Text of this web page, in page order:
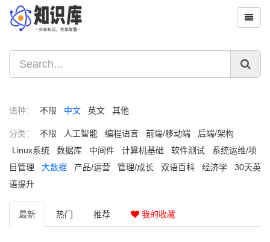
语种： 不限 中文 英文 其他
分类： 不限 人工智能 编程语言 前端/移动端
后端/架构
Linux系统
数据库 中间件 计算机基础 软件测试
系统运维/项
目管理
大数据 产品/运营 管理/成长 双语百科 经济学
30天英
语提升
最新 热门 推荐 我的收藏